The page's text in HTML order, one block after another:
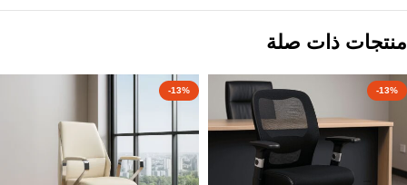
منتجات ذات صلة
-13%
-13%